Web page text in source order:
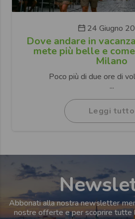
24 Giugno
Dove andare in
mete più belle e
Milano
Poco più di due ore di
...
Leggi tutto
Abbonati alla nostra newsletter
nostre offerte e per scoprire tutte